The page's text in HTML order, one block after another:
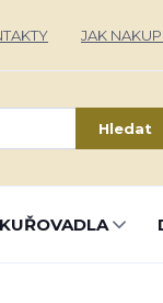
JAK
Hledat